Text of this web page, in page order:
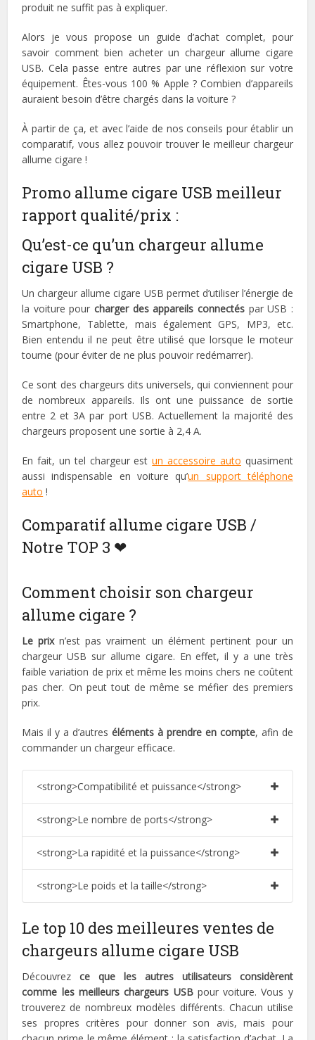
produit ne suffit pas à expliquer.
Alors je vous propose un guide d’achat complet, pour
savoir comment bien acheter un chargeur allume cigare
USB. Cela passe entre autres par une réflexion sur votre
équipement. Êtes-vous 100 % Apple ? Combien d’appareils
auraient besoin d’être chargés dans la voiture ?
À partir de ça, et avec l’aide de nos conseils pour établir un
comparatif, vous allez pouvoir trouver le meilleur chargeur
allume cigare !
Promo allume cigare USB meilleur
rapport qualité/prix :
Qu’est-ce qu’un chargeur allume
cigare USB ?
Un chargeur allume cigare USB permet d’utiliser l’énergie de
la voiture pourcharger des appareils connectéspar USB :
Smartphone, Tablette, mais également GPS, MP3, etc.
Bien entendu il ne peut être utilisé que lorsque le moteur
tourne (pour éviter de ne plus pouvoir redémarrer).
Ce sont des chargeurs dits universels, qui conviennent pour
de nombreux appareils. Ils ont une puissance de sortie
entre 2 et 3A par port USB. Actuellement la majorité des
chargeurs proposent une sortie à 2,4 A.
En fait, un tel chargeur estun accessoire auto quasiment
aussi indispensable en voiture qu’un support téléphone
auto !
Comparatif allume cigare USB /
Notre TOP 3 ❤
Comment choisir son chargeur
allume cigare ?
Le prixn’est pas vraiment un élément pertinent pour un
chargeur USB sur allume cigare. En effet, il y a une très
faible variation de prix et même les moins chers ne coûtent
pas cher. On peut tout de même se méfier des premiers
prix.
Mais il y a d’autreséléments à prendre en compte, afin de
commander un chargeur efficace.
<strong>Compatibilité et puissance</strong>
<strong>Le nombre de ports</strong>
<strong>La rapidité et la puissance</strong>
<strong>Le poids et la taille</strong>
Le top 10 des meilleures ventes de
chargeurs allume cigare USB
Découvrezce que les autres utilisateurs considèrent
comme les meilleurs chargeurs USBpour voiture. Vous y
trouverez de nombreux modèles différents. Chacun utilise
ses propres critères pour donner son avis, mais pour